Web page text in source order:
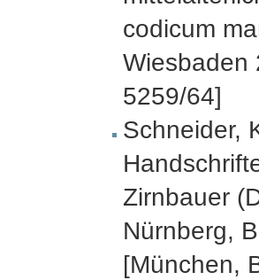
codicum
Wiesbaden
5259/64]
Schneider,
Zirnbauer
Nürnberg,
[München,